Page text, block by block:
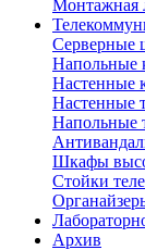
Монтажная
Серверные
Напольные
Настенные
Настенные
Напольные
Шкафы
Стойки
Архив